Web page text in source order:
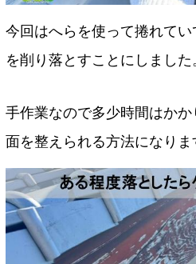
今回はへらを使って捲れて
を削り落とすことにしました
手作業なので多少時間はか
面を整えられる方法になりま